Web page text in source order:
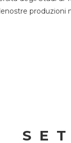
produzioni